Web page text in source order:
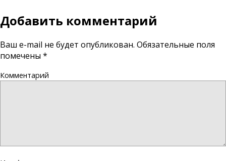
Добавить комментарий
Ваш e-mail не будет опубликован. Обязательные поля
помечены *
Комментарий